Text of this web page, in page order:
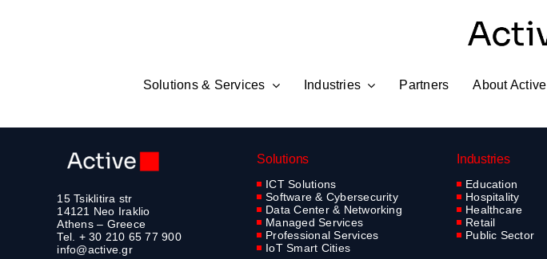
Solutions & Services Industries Partners About Active
15 Tsiklitira str
14121 Neo Iraklio
Athens – Greece
Tel. + 30 210 65 77 900
info@active.gr
Solutions
ICT Solutions
Software & Cybersecurity
Data Center & Networking
Managed Services
Professional Services
IoT Smart Cities
Industries
Education
Hospitality
Healthcare
Retail
Public Sector